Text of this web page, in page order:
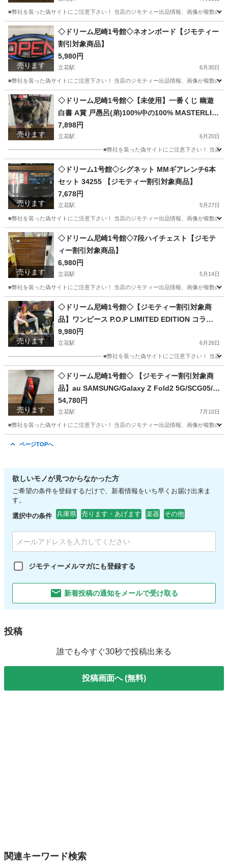
■弊社を装った偽サイトにご注意下さい！ 当店のジモティー出品情報、画像が複数の
兵庫 尼崎市 立花駅 キッチン家電 ドリーム
売ります
◇ドリーム尼崎1号館◇ネオンボード【ジモティー
割引対象商品】
5,980円
立花駅 6月30日
■弊社を装った偽サイトにご注意下さい！ 当店のジモティー出品情報、画像が複数の
兵庫 尼崎市 立花駅 インテリア雑貨/小物 ドリーム
売ります
◇ドリーム尼崎1号館◇【未使用】一番くじ 幽遊
白書 A賞 戸愚呂(弟)100%中の100% MASTERLIS
E【ジモティー割引対象商品】
7,898円
立花駅 6月20日
---------------------------------------------- ■弊社を装った偽サイトにご注意下さい！ 当店の
兵庫 尼崎市 立花駅 フィギュア 幽遊白書
売ります
◇ドリーム1号館◇シグネット MMギアレンチ6本
セット 34255 【ジモティー割引対象商品】
7,678円
立花駅 5月27日
■弊社を装った偽サイトにご注意下さい！ 当店のジモティー出品情報、画像が複数の
兵庫 尼崎市 立花駅 その他 店頭
売ります
◇ドリーム尼崎1号館◇7段ハイチェスト【ジモテ
ィー割引対象商品】
6,980円
立花駅 5月14日
■弊社を装った偽サイトにご注意下さい！ 当店のジモティー出品情報、画像が複数の
兵庫 尼崎市 立花駅 収納家具 ドリーム
売ります
◇ドリーム尼崎1号館◇【ジモティー割引対象商
品】ワンピース P.O.P LIMITED EDITION コラソ
ン&ロー
9,980円
立花駅 6月26日
---------------------------------------------- ■弊社を装った偽サイトにご注意下さい！ 当店の
兵庫 尼崎市 立花駅 フィギュア 店頭
売ります
◇ドリーム尼崎1号館◇ 【ジモティー割引対象商
品】au SAMSUNG/Galaxy Z Fold2 5G/SCG05/2
56GB
54,780円
立花駅 7月10日
■弊社を装った偽サイトにご注意下さい！ 当店のジモティー出品情報、画像が複数の
ページTOPへ
欲しいモノが見つからなかった方
ご希望の条件を登録するだけで、新着情報をいち早くお届け出来ま
す。
選択中の条件 兵庫県 売ります・あげます 楽器 その他
ジモティーメルマガにも登録する
新着投稿の通知をメールで受け取る
投稿
誰でも今すぐ30秒で投稿出来る
投稿画面へ (無料)
関連キーワード検索